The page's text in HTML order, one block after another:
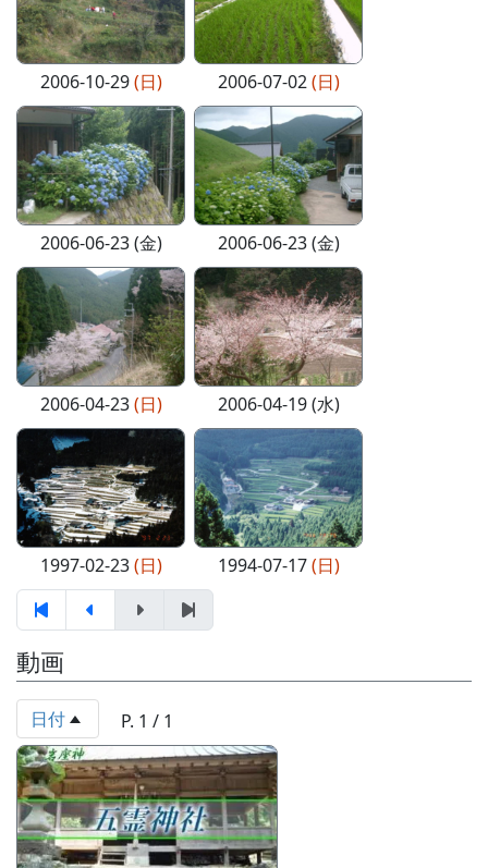
2006-10-29(日) 2006-07-02(日)
2006-06-23 (金) 2006-06-23 (金)
2006-04-23(日) 2006-04-19 (水)
1997-02-23(日) 1994-07-17(日)
動画
日付 P. 1 / 1